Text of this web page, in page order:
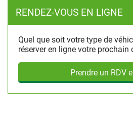
RENDEZ-VOUS EN LIGNE
Quel que soit votre type de
réserver en ligne votre prochain
Prendre un RDV